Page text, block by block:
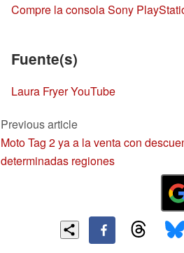
Compre la consola Sony
Fuente(s)
Laura Fryer YouTube
Previous article
Moto Tag 2 ya a la venta con
determinadas regiones